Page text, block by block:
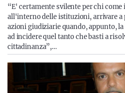
“E' certamente svilente per chi
all'interno delle istituzioni, arrivare a
azioni giudiziarie quando, appunto,
ad incidere quel tanto che basti a
cittadinanza”,…